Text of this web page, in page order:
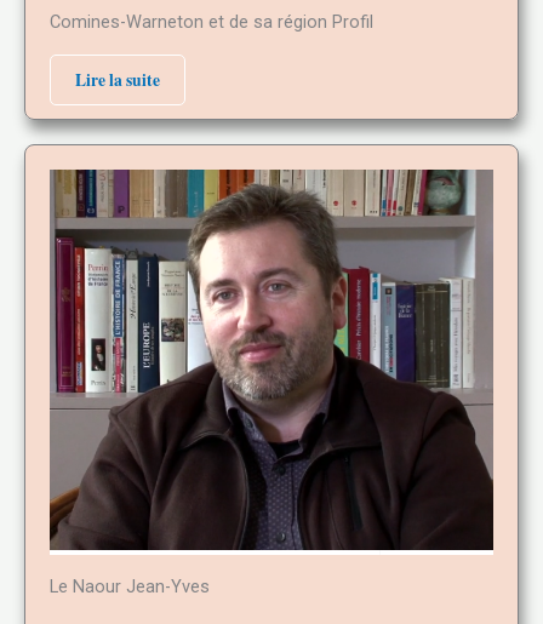
Comines-Warneton et de sa région Profil
Lire la suite
Le Naour Jean-Yves